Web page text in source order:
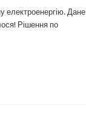
електроенергію. Дане
Рішення по